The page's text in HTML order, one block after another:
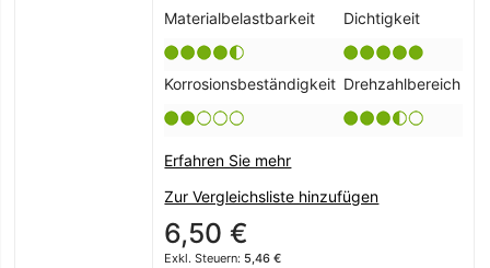
Materialbelastbarkeit
Dichtigkeit
Korrosionsbeständigkeit Drehzahlbereich
Erfahren Sie mehr
Zur Vergleichsliste hinzufügen
6,50 €
5,46 €